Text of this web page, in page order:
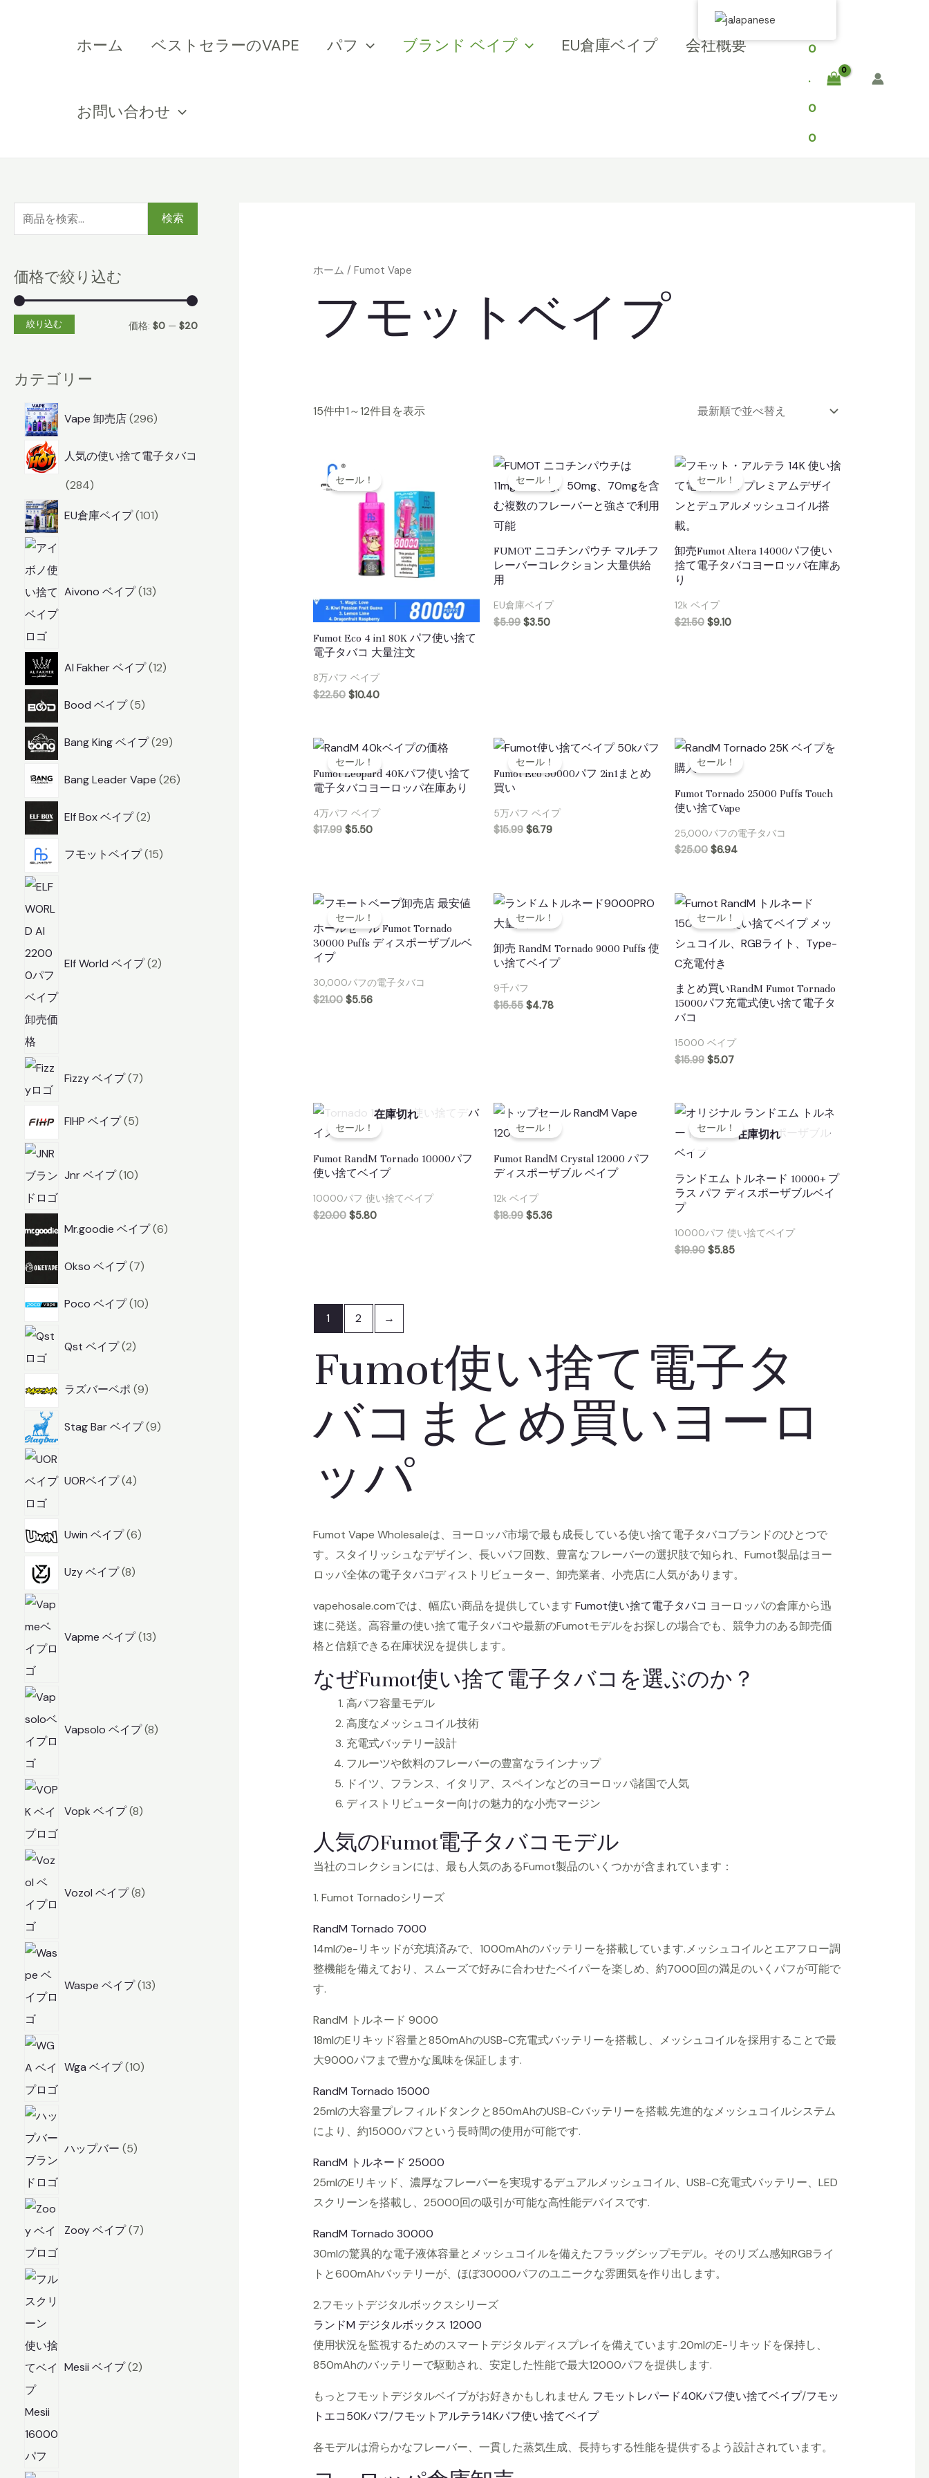
ホーム ベストセラーのVAPE パフ ブランド ベイプ EU倉庫ベイプ 会社概要
お問い合わせ
0
.
0
0
検
索
検索
価格で絞り込む
最
最
絞り込む 価格: $0 — $20
カテゴリー
Vape 卸売店 2962
6
人気の使い捨て電子タバコ
2842
8
EU倉庫ベイプ 1011
品
Aivono ベイプ 13商
Al Fakher ベイプ 121
Bood ベイプ 55
品
Bang King ベイプ 292
商
Bang Leader Vape 262
Elf Box ベイプ 22
品
フモットベイプ 151
Elf World ベイプ 2
Fizzy ベイプ 7
商
FIHP ベイプ 55
Jnr ベイプ 100
Mr.goodie ベイプ 66
Okso ベイプ 77
品
Poco ベイプ 101
Qst ベイプ 2
商
ラズバーベポ 99
品
Stag Bar ベイプ 99
UORベイプ 4商
Uwin ベイプ 66
Uzy ベイプ 88
Vapme ベイプ 13
商
Vapsolo ベイプ 8
品
Vopk ベイプ 8商
Vozol ベイプ 8
品
Waspe ベイプ 13
商
Wga ベイプ 100
ハップバー 5
品
Zooy ベイプ 7商
Mesii ベイプ 2
ホーム / Fumot Vape
フモットベイプ
15件中1～12件目を表示
セール！
Fumot Eco 4 in1 80K パフ使い捨て
電子タバコ 大量注文
8万パフ ベイプ
$22.50 $10.40
セール！
FUMOT ニコチンパウチ マルチフ
レーバーコレクション 大量供給
用
EU倉庫ベイプ
$5.99 $3.50
セール！
卸売Fumot Altera 14000パフ使い
捨て電子タバコヨーロッパ在庫あ
り
12k ベイプ
$21.50 $9.10
セール！
Fumot Leopard 40Kパフ使い捨て
電子タバコヨーロッパ在庫あり
4万パフ ベイプ
$17.99 $5.50
セール！
Fumot Eco 50000パフ 2in1まとめ
買い
5万パフ ベイプ
$15.99 $6.79
セール！
Fumot Tornado 25000 Puffs Touch
使い捨てVape
25,000パフの電子タバコ
$25.00 $6.94
セール！
ホールセール Fumot Tornado
30000 Puffs ディスポーザブルベ
イプ
30,000パフの電子タバコ
$21.00 $5.56
セール！
卸売 RandM Tornado 9000 Puffs 使
い捨てベイプ
9千パフ
$15.55 $4.78
セール！
まとめ買いRandM Fumot Tornado
15000パフ充電式使い捨て電子タ
バコ
15000 ベイプ
$15.99 $5.07
在庫切れ
セール！
Fumot RandM Tornado 10000パフ
使い捨てベイプ
10000パフ 使い捨てベイプ
$20.00 $5.80
セール！
Fumot RandM Crystal 12000 パフ
ディスポーザブル ベイプ
12k ベイプ
$18.99 $5.36
在庫切れ
セール！
ランドエム トルネード 10000+ プ
ラス パフ ディスポーザブルベイ
プ
10000パフ 使い捨てベイプ
$19.90 $5.85
1 2 →
Fumot使い捨て電子タ
バコまとめ買いヨーロ
ッパ
Fumot Vape Wholesaleは、ヨーロッパ市場で最も成長している使い捨て電子タバコブランドのひとつで
す。スタイリッシュなデザイン、長いパフ回数、豊富なフレーバーの選択肢で知られ、Fumot製品はヨー
ロッパ全体の電子タバコディストリビューター、卸売業者、小売店に人気があります。
vapehosale.comでは、幅広い商品を提供しています Fumot使い捨て電子タバコ ヨーロッパの倉庫から迅
速に発送。高容量の使い捨て電子タバコや最新のFumotモデルをお探しの場合でも、競争力のある卸売価
格と信頼できる在庫状況を提供します。
なぜFumot使い捨て電子タバコを選ぶのか？
高パフ容量モデル
高度なメッシュコイル技術
充電式バッテリー設計
フルーツや飲料のフレーバーの豊富なラインナップ
ドイツ、フランス、イタリア、スペインなどのヨーロッパ諸国で人気
ディストリビューター向けの魅力的な小売マージン
人気のFumot電子タバコモデル
当社のコレクションには、最も人気のあるFumot製品のいくつかが含まれています：
1. Fumot Tornadoシリーズ
RandM Tornado 7000
14mlのe-リキッドが充填済みで、1000mAhのバッテリーを搭載しています.メッシュコイルとエアフロー調
整機能を備えており、スムーズで好みに合わせたベイパーを楽しめ、約7000回の満足のいくパフが可能で
す.
RandM トルネード 9000
18mlのEリキッド容量と850mAhのUSB-C充電式バッテリーを搭載し、メッシュコイルを採用することで最
大9000パフまで豊かな風味を保証します.
RandM Tornado 15000
25mlの大容量プレフィルドタンクと850mAhのUSB-Cバッテリーを搭載.先進的なメッシュコイルシステム
により、約15000パフという長時間の使用が可能です.
RandM トルネード 25000
25mlのEリキッド、濃厚なフレーバーを実現するデュアルメッシュコイル、USB-C充電式バッテリー、LED
スクリーンを搭載し、25000回の吸引が可能な高性能デバイスです.
RandM Tornado 30000
30mlの驚異的な電子液体容量とメッシュコイルを備えたフラッグシップモデル。そのリズム感知RGBライ
トと600mAhバッテリーが、ほぼ30000パフのユニークな雰囲気を作り出します。
2.フモットデジタルボックスシリーズ
ランドM デジタルボックス 12000
使用状況を監視するためのスマートデジタルディスプレイを備えています.20mlのE-リキッドを保持し、
850mAhのバッテリーで駆動され、安定した性能で最大12000パフを提供します.
もっとフモットデジタルベイプがお好きかもしれません フモットレパード40Kパフ使い捨てベイプ/フモッ
トエコ50Kパフ/フモットアルテラ14Kパフ使い捨てベイプ
各モデルは滑らかなフレーバー、一貫した蒸気生成、長持ちする性能を提供するよう設計されています。
Japanese